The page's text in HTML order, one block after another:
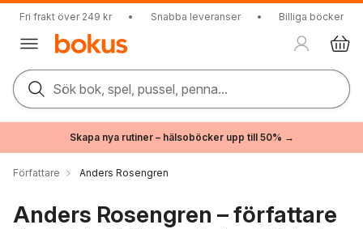
Fri frakt över 249 kr • Snabba leveranser • Billiga böcker
Sök bok, spel, pussel, penna...
Skapa nya rutiner – hälsoböcker upp till 50% →
Författare Anders Rosengren
Anders Rosengren – författare